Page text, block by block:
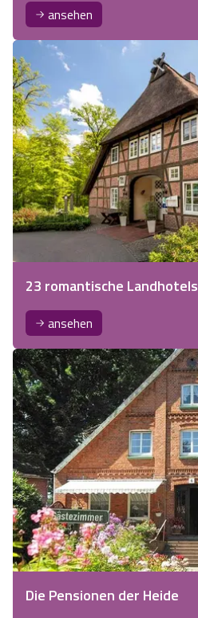
ansehen
23 romantische Landhotels
ansehen
Die Pensionen der Heide